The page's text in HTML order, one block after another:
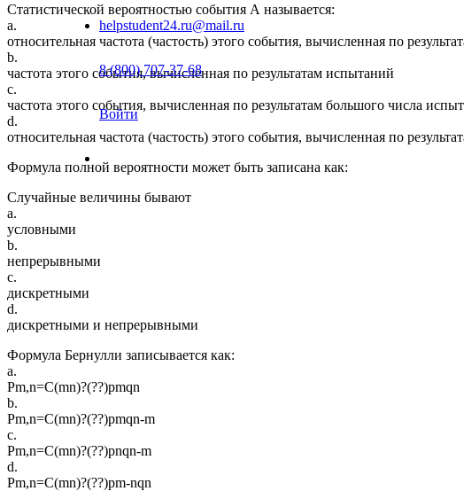
helpstudent24.ru@mail.ru
8 (800) 707-37-68
Войти
Статистической вероятностью события А называется:
a.
относительная частота (частость) этого события, вычисленная по
b.
частота этого события, вычисленная по результатам испытаний
c.
частота этого события, вычисленная по результатам большого числа
d.
относительная частота (частость) этого события, вычисленная по
Формула полной вероятности может быть записана как:
Случайные величины бывают
a.
условными
b.
непрерывными
c.
дискретными
d.
дискретными и непрерывными
Формула Бернулли записывается как:
a.
Pm,n=C(mn)?(??)pmqn
b.
Pm,n=C(mn)?(??)pmqn-m
c.
Pm,n=C(mn)?(??)pnqn-m
d.
Pm,n=C(mn)?(??)pm-nqn